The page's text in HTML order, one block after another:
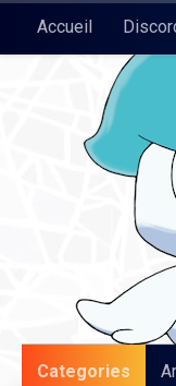
Skip to content
Accueil
Pokégraph
Categories